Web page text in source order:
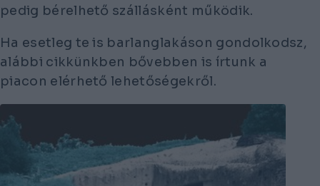
pedig bérelhető szállásként működik.
Ha esetleg te is barlanglakáson gondolkodsz,
alábbi cikkünkben bővebben is írtunk a
piacon elérhető lehetőségekről.